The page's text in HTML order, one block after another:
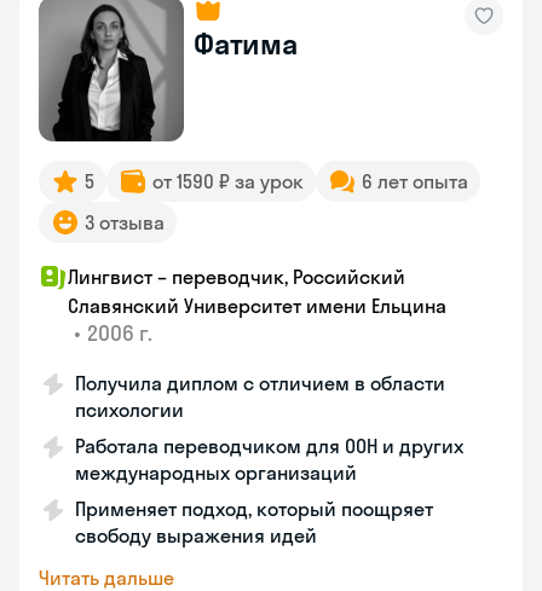
Фатима
5 от 1590 ₽ за урок
6 лет опыта
3 отзыва
Лингвист – переводчик, Российский
Славянский Университет имени Ельцина
• 2006 г.
Получила диплом с отличием в области
психологии
Работала переводчиком для ООН и других
международных организаций
Применяет подход, который поощряет
свободу выражения идей
Читать дальше